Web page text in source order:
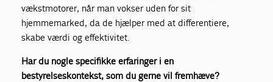
vækstmotorer, når man vokser uden for sit
hjemmemarked, da de hjælper med at differentiere,
skabe værdi og effektivitet.
Har du nogle specifikke erfaringer i en
bestyrelseskontekst, som du gerne vil fremhæve?